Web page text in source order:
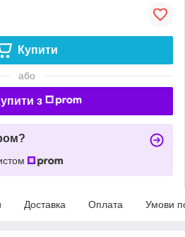
Купити
або
з
Доставка Оплата Умови